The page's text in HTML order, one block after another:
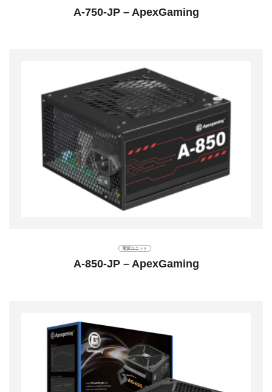
A-750-JP – ApexGaming
電源ユニット
A-850-JP – ApexGaming